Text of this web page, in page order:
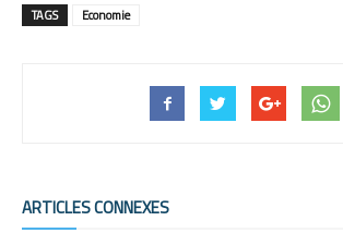
TAGS Economie
ARTICLES CONNEXES